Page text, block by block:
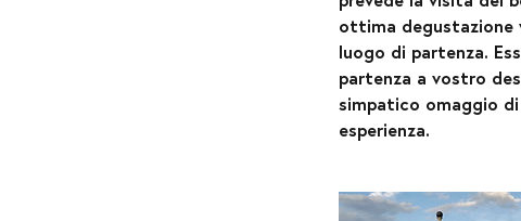
ottima degustazione
luogo di partenza.
partenza a vostro
simpatico omaggio
esperienza.